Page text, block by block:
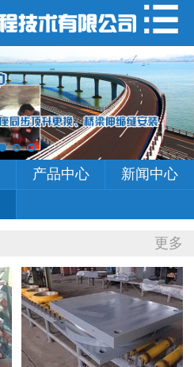
网站首页
关于我们
产品中心
新闻中心
车间实景
联系我们
产品中心
新闻中心
更多